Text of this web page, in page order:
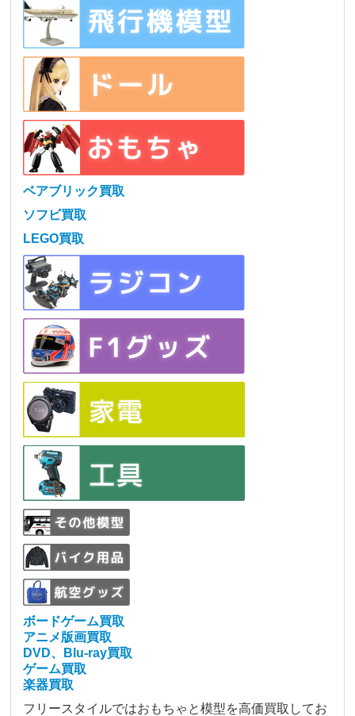
ベアブリック買取
ソフビ買取
LEGO買取
ボードゲーム買取
アニメ版画買取
DVD、Blu-ray買取
ゲーム買取
楽器買取
フリースタイルではおもちゃと模型を高価買取してお